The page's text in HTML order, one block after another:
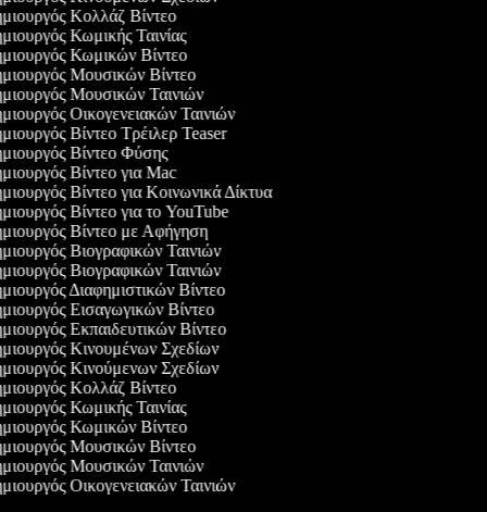
Κολλάζ Βίντεο
Κωμικής Ταινίας
Κωμικών Βίντεο
Μουσικών Βίντεο
Μουσικών Ταινιών
Οικογενειακών Ταινιών
Βίντεο Τρέιλερ Teaser
Βίντεο Φύσης
Βίντεο για Mac
Βίντεο για Κοινωνικά Δίκτυα
Βίντεο για το YouTube
Βίντεο με Αφήγηση
Βιογραφικών Ταινιών
Βιογραφικών Ταινιών
Διαφημιστικών Βίντεο
Εισαγωγικών Βίντεο
Εκπαιδευτικών Βίντεο
Κινουμένων Σχεδίων
Κινούμενων Σχεδίων
Κολλάζ Βίντεο
Κωμικής Ταινίας
Κωμικών Βίντεο
Μουσικών Βίντεο
Μουσικών Ταινιών
Οικογενειακών Ταινιών